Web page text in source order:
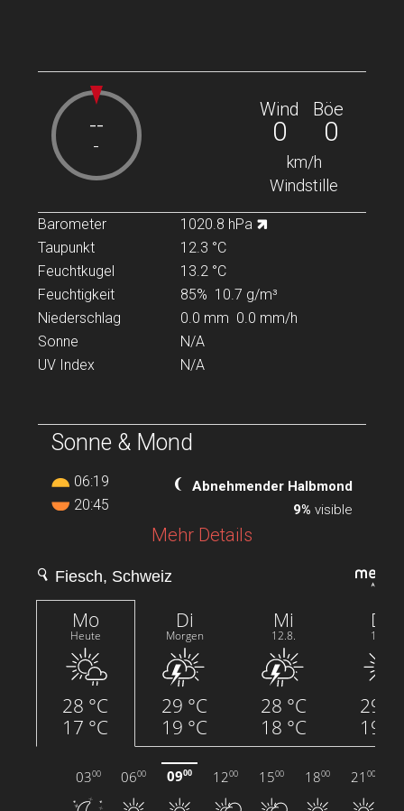
--
-
Wind Böe
0 0
km/h
Windstille
Barometer
1020.8 hPa
Taupunkt
12.3 °C
Feuchtkugel
13.2 °C
Feuchtigkeit
85% 10.7 g/m³
Niederschlag
0.0 mm 0.0 mm/h
Sonne
N/A
UV Index
N/A
Sonne & Mond
06:19
20:45
Abnehmender Halbmond
9% visible
Mehr Details